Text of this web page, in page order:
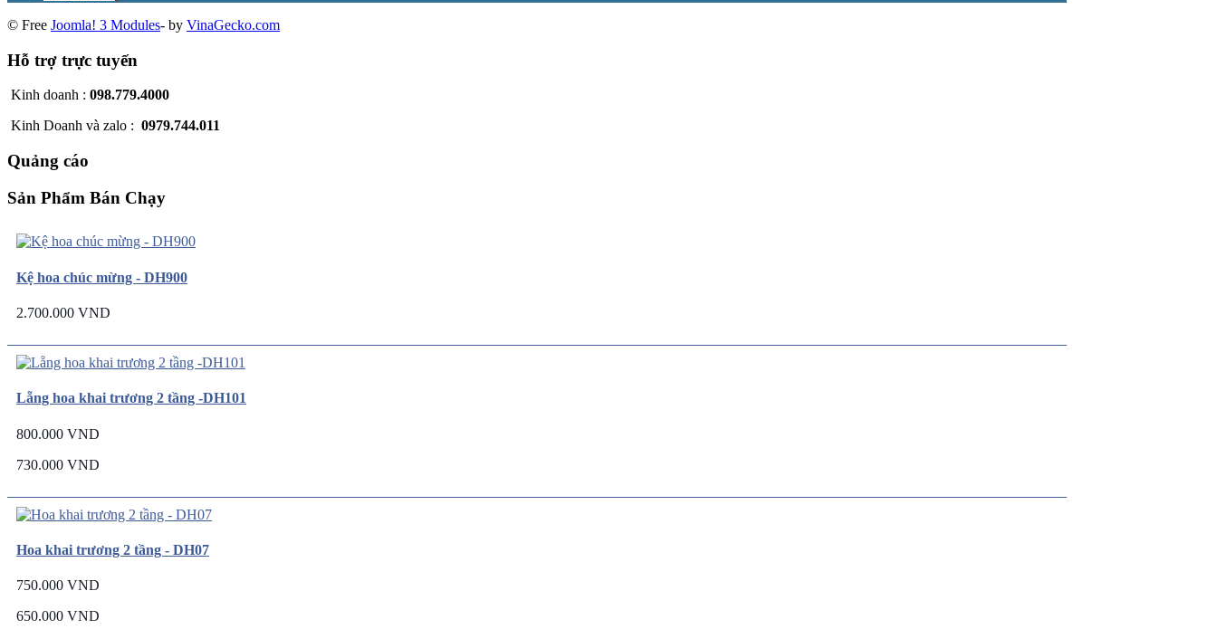
© Free Joomla! 3 Modules- by VinaGecko.com
Hỗ trợ trực tuyến
Kinh doanh : 098.779.4000
Kinh Doanh và zalo : 0979.744.011
Quảng cáo
Sản Phẩm Bán Chạy
Kệ hoa chúc mừng - DH900
2.700.000 VND
Lẵng hoa khai trương 2 tầng -DH101
800.000 VND
730.000 VND
Hoa khai trương 2 tầng - DH07
750.000 VND
650.000 VND